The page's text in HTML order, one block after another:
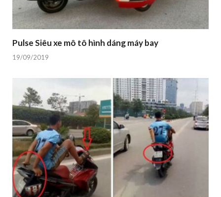
Pulse Siêu xe mô tô hình dáng máy bay
19/09/2019